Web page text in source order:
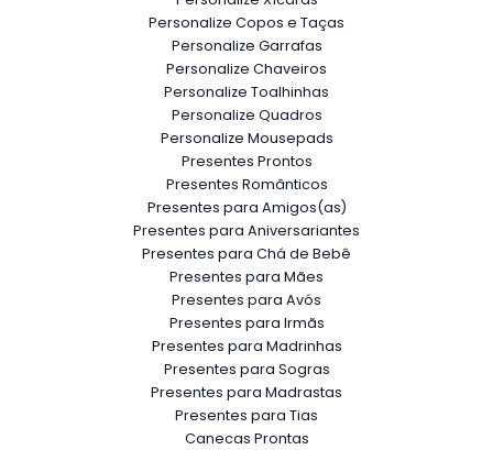
Personalize Copos e Taças
Personalize Garrafas
Personalize Chaveiros
Personalize Toalhinhas
Personalize Quadros
Personalize Mousepads
Presentes Prontos
Presentes Românticos
Presentes para Amigos(as)
Presentes para Aniversariantes
Presentes para Chá de Bebê
Presentes para Mães
Presentes para Avós
Presentes para Irmãs
Presentes para Madrinhas
Presentes para Sogras
Presentes para Madrastas
Presentes para Tias
Canecas Prontas